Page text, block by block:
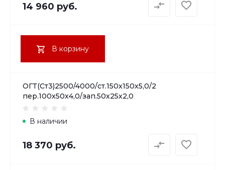
14 960 руб.
В корзину
ОГТ(Ст3)2500/4000/ст.150х150х5,0/2
пер.100х50х4,0/зап.50х25х2,0
В наличии
18 370 руб.